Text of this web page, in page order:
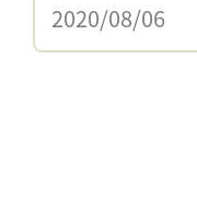
2020/08/06